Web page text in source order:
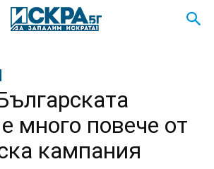
много повече от
кампания